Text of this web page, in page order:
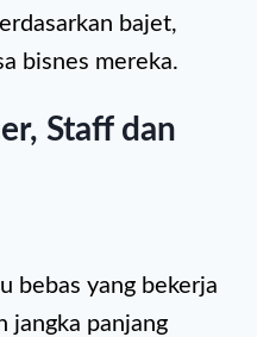
bajet,
bisnes mereka.
Staff dan
bebas yang bekerja
jangka panjang